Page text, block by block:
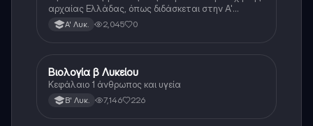
αρχαίας Ελλάδας, όπως διδάσκεται στην Α'
Λυκείου.Α' Λυκ. 2,045 0
Βιολογία
Βιολογία β Λυκείου
Κεφάλαιο 1 άνθρωπος και υγεία
Β' Λυκ. 7,146 226